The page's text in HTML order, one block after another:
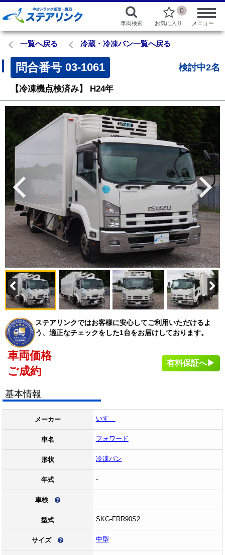
車両検索
0
お気に入り メニュー
一覧へ戻る 冷蔵・冷凍バン一覧へ戻る
問合番号 03-1061 検討中2名
【冷凍機点検済み】 H24年
ステアリンクではお客様に安心してご利用いただけるよ
う、適正なチェックをした1台をお届けしております。
車両価格
ご成約
有料保証へ▶
基本情報
メーカー いすゞ
車名 フォワード
形状 冷凍バン
年式 -
車検
型式 SKG-FRR90S2
サイズ 中型